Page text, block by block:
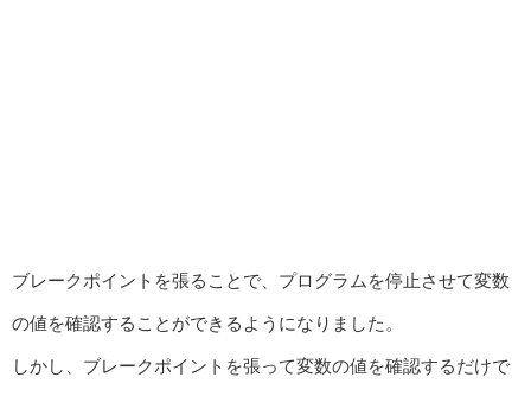
ブレークポイントを張ることで、プログラムを停止させて変数
の値を確認することができるようになりました。
しかし、ブレークポイントを張って変数の値を確認するだけで